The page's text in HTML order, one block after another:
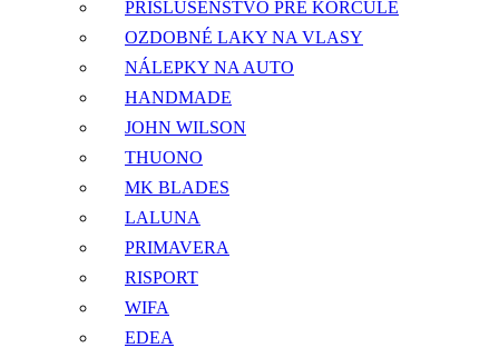
PRÍSLUŠENSTVO PRE KORČULE
OZDOBNÉ LAKY NA VLASY
NÁLEPKY NA AUTO
HANDMADE
JOHN WILSON
THUONO
MK BLADES
LALUNA
PRIMAVERA
RISPORT
WIFA
EDEA